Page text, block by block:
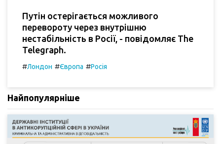
Путін остерігається можливого
перевороту через внутрішню
нестабільність в Росії, - повідомляє The
Telegraph.
#Лондон #Європа #Росія
Найпопулярніше